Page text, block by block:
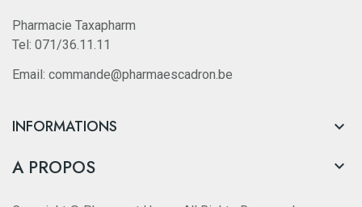
Pharmacie Taxapharm
Tel: 071/36.11.11
Email: commande@pharmaescadron.be
INFORMATIONS 
A PROPOS 